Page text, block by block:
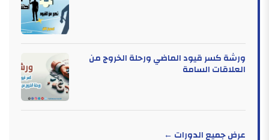
ورشة كسر قيود الماضي ورحلة الخروج من
العلاقات السامة
عرض جميع الدورات ←